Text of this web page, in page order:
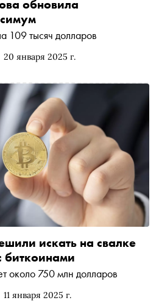
20 января 2025 г.
обновила
109 тысяч долларов
11 января 2025 г.
искать на свалке
биткоинами
около 750 млн долларов